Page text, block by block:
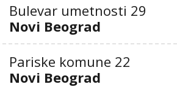
Bulevar umetnosti 29
Novi Beograd
Pariske komune 22
Novi Beograd